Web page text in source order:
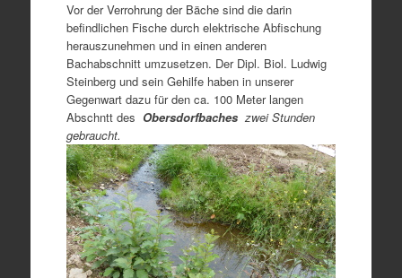
Vor der Verrohrung der Bäche sind die darin
befindlichen Fische durch elektrische Abfischung
herauszunehmen und in einen anderen
Bachabschnitt umzusetzen. Der Dipl. Biol. Ludwig
Steinberg und sein Gehilfe haben in unserer
Gegenwart dazu für den ca. 100 Meter langen
Abschntt des Obersdorfbacheszwei Stunden
gebraucht.